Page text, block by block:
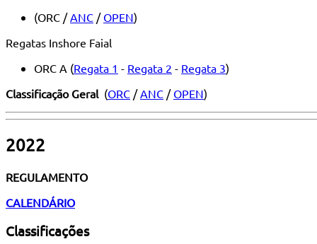
(ORC / ANC / OPEN)
Regatas Inshore Faial
ORC A (Regata 1 - Regata 2 - Regata 3)
Classificação Geral (ORC / ANC / OPEN)
2022
REGULAMENTO
CALENDÁRIO
Classificações